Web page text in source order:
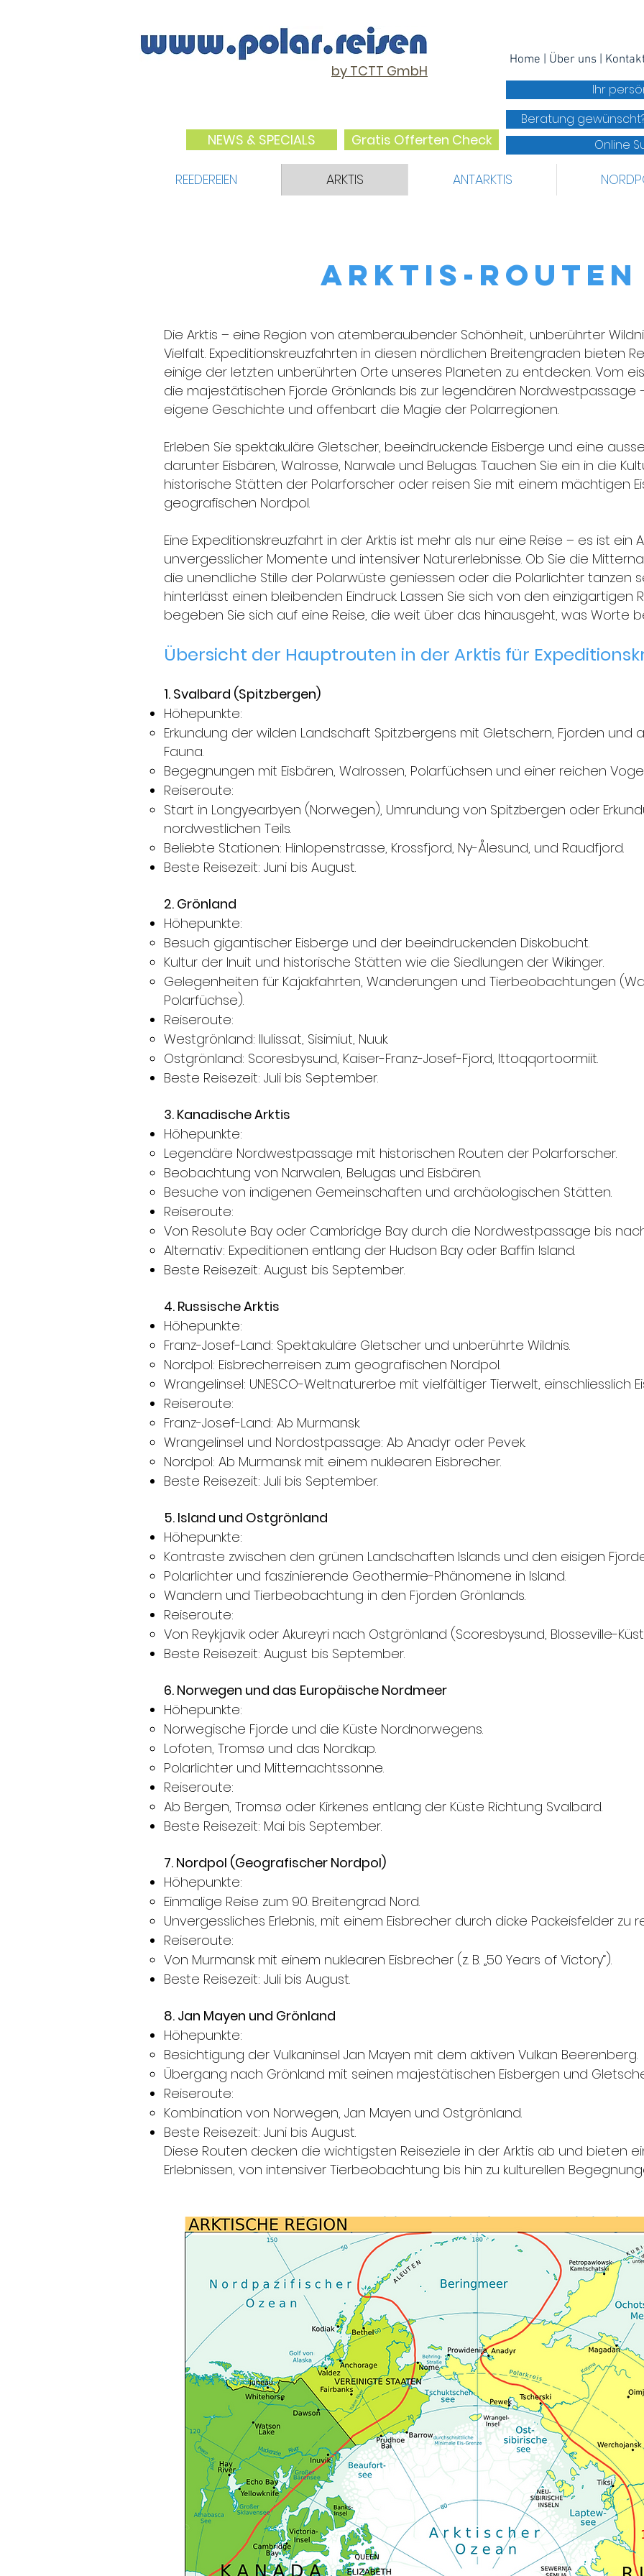
by TCTT GmbH
NEWS & SPECIALS Gratis Offerten Check
Home | Über uns | K
Ihr
Beratung
Online
REEDEREIEN ARKTIS ANTARKTIS
ARKTIS-rOUTEN
Die Arktis – eine Region von atemberaubender Schönheit, unberührter
Vielfalt. Expeditionskreuzfahrten in diesen nördlichen Breitengraden bieten
einige der letzten unberührten Orte unseres Planeten zu entdecken. Vom
die majestätischen Fjorde Grönlands bis zur legendären Nordwestpassage
eigene Geschichte und offenbart die Magie der Polarregionen.
Erleben Sie spektakuläre Gletscher, beeindruckende Eisberge und eine
darunter Eisbären, Walrosse, Narwale und Belugas. Tauchen Sie ein in die
historische Stätten der Polarforscher oder reisen Sie mit einem mächtigen
geografischen Nordpol.
Eine Expeditionskreuzfahrt in der Arktis ist mehr als nur eine Reise – es ist ein
unvergesslicher Momente und intensiver Naturerlebnisse. Ob Sie die
die unendliche Stille der Polarwüste geniessen oder die Polarlichter tanzen
hinterlässt einen bleibenden Eindruck. Lassen Sie sich von den einzigartigen
begeben Sie sich auf eine Reise, die weit über das hinausgeht, was Worte
Übersicht der Hauptrouten in der Arktis für
1. Svalbard (Spitzbergen)
Höhepunkte:
Erkundung der wilden Landschaft Spitzbergens mit Gletschern, Fjorden und
Fauna.
Begegnungen mit Eisbären, Walrossen, Polarfüchsen und einer reichen
Reiseroute:
Start in Longyearbyen (Norwegen), Umrundung von Spitzbergen oder
nordwestlichen Teils.
Beliebte Stationen: Hinlopenstrasse, Krossfjord, Ny-Ålesund, und Raudfjord.
Beste Reisezeit: Juni bis August.
2. Grönland
Höhepunkte:
Besuch gigantischer Eisberge und der beeindruckenden Diskobucht.
Kultur der Inuit und historische Stätten wie die Siedlungen der Wikinger.
Gelegenheiten für Kajakfahrten, Wanderungen und Tierbeobachtungen
Polarfüchse).
Reiseroute:
Westgrönland: Ilulissat, Sisimiut, Nuuk.
Ostgrönland: Scoresbysund, Kaiser-Franz-Josef-Fjord, Ittoqqortoormiit.
Beste Reisezeit: Juli bis September.
3. Kanadische Arktis
Höhepunkte:
Legendäre Nordwestpassage mit historischen Routen der Polarforscher.
Beobachtung von Narwalen, Belugas und Eisbären.
Besuche von indigenen Gemeinschaften und archäologischen Stätten.
Reiseroute:
Von Resolute Bay oder Cambridge Bay durch die Nordwestpassage bis
Alternativ: Expeditionen entlang der Hudson Bay oder Baffin Island.
Beste Reisezeit: August bis September.
4. Russische Arktis
Höhepunkte:
Franz-Josef-Land: Spektakuläre Gletscher und unberührte Wildnis.
Nordpol: Eisbrecherreisen zum geografischen Nordpol.
Wrangelinsel: UNESCO-Weltnaturerbe mit vielfältiger Tierwelt, einschliesslich
Reiseroute:
Franz-Josef-Land: Ab Murmansk.
Wrangelinsel und Nordostpassage: Ab Anadyr oder Pevek.
Nordpol: Ab Murmansk mit einem nuklearen Eisbrecher.
Beste Reisezeit: Juli bis September.
5. Island und Ostgrönland
Höhepunkte:
Kontraste zwischen den grünen Landschaften Islands und den eisigen
Polarlichter und faszinierende Geothermie-Phänomene in Island.
Wandern und Tierbeobachtung in den Fjorden Grönlands.
Reiseroute:
Von Reykjavik oder Akureyri nach Ostgrönland (Scoresbysund, Blosseville-
Beste Reisezeit: August bis September.
6. Norwegen und das Europäische Nordmeer
Höhepunkte:
Norwegische Fjorde und die Küste Nordnorwegens.
Lofoten, Tromsø und das Nordkap.
Polarlichter und Mitternachtssonne.
Reiseroute:
Ab Bergen, Tromsø oder Kirkenes entlang der Küste Richtung Svalbard.
Beste Reisezeit: Mai bis September.
7. Nordpol (Geografischer Nordpol)
Höhepunkte:
Einmalige Reise zum 90. Breitengrad Nord.
Unvergessliches Erlebnis, mit einem Eisbrecher durch dicke Packeisfelder zu
Reiseroute:
Von Murmansk mit einem nuklearen Eisbrecher (z. B. „50 Years of Victory“).
Beste Reisezeit: Juli bis August.
8. Jan Mayen und Grönland
Höhepunkte:
Besichtigung der Vulkaninsel Jan Mayen mit dem aktiven Vulkan Beerenberg.
Übergang nach Grönland mit seinen majestätischen Eisbergen und
Reiseroute:
Kombination von Norwegen, Jan Mayen und Ostgrönland.
Beste Reisezeit: Juni bis August.
Diese Routen decken die wichtigsten Reiseziele in der Arktis ab und bieten
Erlebnissen, von intensiver Tierbeobachtung bis hin zu kulturellen
Die allgemeine Expeditionssaison in der Arktis ist je
von April bis Oktober